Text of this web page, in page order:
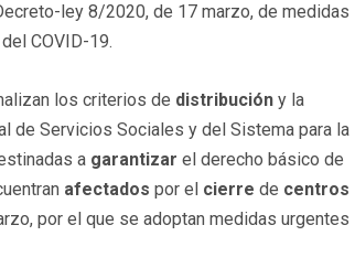
ley 8/2020, de 17 marzo, de medidas
COVID-19.
los criterios de distribución y la
de Servicios Sociales y del Sistema para la
a garantizar el derecho básico de
afectados por el cierre de centros
por el que se adoptan medidas urgentes